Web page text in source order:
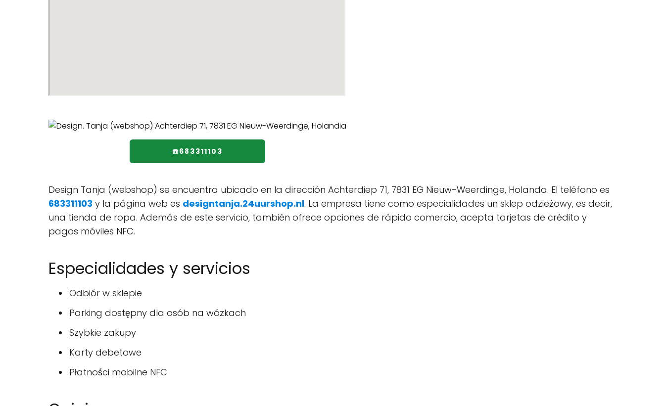
☎️683311103
Design Tanja (webshop) se encuentra ubicado en la dirección Achterdiep 71, 7831 EG Nieuw-Weerdinge, Holanda. El teléfono es
683311103 y la página web es designtanja.24uurshop.nl. La empresa tiene como especialidades un sklep odzieżowy, es decir,
una tienda de ropa. Además de este servicio, también ofrece opciones de rápido comercio, acepta tarjetas de crédito y
pagos móviles NFC.
Especialidades y servicios
Odbiór w sklepie
Parking dostępny dla osób na wózkach
Szybkie zakupy
Karty debetowe
Płatności mobilne NFC